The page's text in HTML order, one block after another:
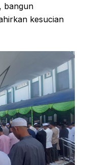
bangun
kesucian